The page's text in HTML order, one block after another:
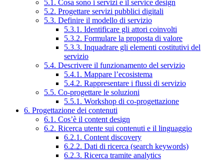
5.1. Cosa sono i servizi e il service design
5.2. Progettare servizi pubblici digitali
5.3. Definire il modello di servizio
5.3.1. Identificare gli attori coinvolti
5.3.2. Formulare la proposta di valore
5.3.3. Inquadrare gli elementi costitutivi del
servizio
5.4. Descrivere il funzionamento del servizio
5.4.1. Mappare l’ecosistema
5.4.2. Rappresentare i flussi di servizio
5.5. Co-progettare le soluzioni
5.5.1. Workshop di co-progettazione
6. Progettazione dei contenuti
6.1. Cos’è il content design
6.2. Ricerca utente sui contenuti e il linguaggio
6.2.1. Content discovery
6.2.2. Dati di ricerca (search keywords)
6.2.3. Ricerca tramite analytics